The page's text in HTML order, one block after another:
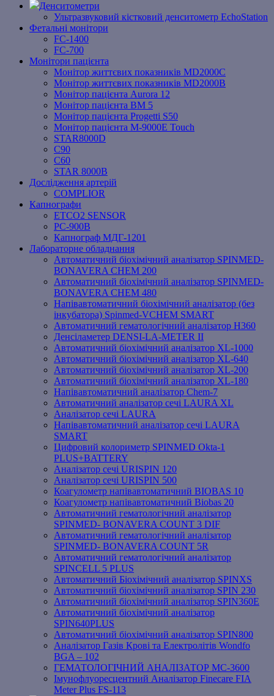
Денситометри
Ультразвуковий кістковий денситометр EchoStation
Фетальні монітори
FC-1400
FC-700
Монітори пацієнта
Монітор життєвих показників MD2000С
Монітор життєвих показників MD2000В
Mонітоp пацієнта Aurora 12
Монітор пацієнта BM 5
Монітор пацієнта Progetti S50
Монітор пацієнта M-9000E Touch
STAR8000D
C90
C60
STAR 8000B
Дослідження артерій
COMPLIOR
Капнографи
ETCO2 SENSOR
PC‐900B
Капнограф МДГ-1201
Лабораторне обладнання
Автоматичний біохімічний аналізатор SPINMED-
BONAVERA CHEM 200
Автоматичний біохімічний аналізатор SPINMED-
BONAVERA CHEM 480
Напівавтоматичний біохімічний аналізатор (без
інкубатора) Spinmed-VCHEM SMART
Автоматичний гематологічний аналізатор Н360
Денсіламетер DENSI-LA-METER ІІ
Автоматичний біохімічний аналізатор XL-1000
Автоматичний біохімічний аналізатор XL-640
Автоматичний біохімічний аналізатор XL-200
Автоматичний біохімічний аналізатор XL-180
Напівавтоматичний аналізатор Chem-7
Автоматичний аналізатор сечі LAURA XL
Аналізатор сечі LAURA
Напівавтоматичний аналізатор сечі LAURA
SMART
Цифровий колориметр SPINMED Okta-1
PLUS+BATTERY
Аналізатор сечі URISPIN 120
Аналізатор сечі URISPIN 500
Коагулометр напівавтоматичний BIOBAS 10
Коагулометр напівавтоматичний Biobas 20
Автоматичний гематологічний аналізатор
SPINMED- BONAVERA COUNT 3 DIF
Автоматичний гематологічний аналізатор
SPINMED- BONAVERA COUNT 5R
Автоматичний гематологічний аналізатор
SPINCELL 5 PLUS
Автоматичний Біохімічний аналізатор SPINXS
Автоматичний біохімічний аналізатор SPIN 230
Автоматичний біохімічний аналізатор SPIN360E
Автоматичний біохімічний аналізатор
SPIN640PLUS
Автоматичний біохімічний аналізатор SPIN800
Аналізатор Газів Крові та Електролітів Wondfo
BGA – 102
ГЕМАТОЛОГІЧНИЙ АНАЛІЗАТОР MC-3600
Імунофлуоресцентний Аналізатор Finecare FIA
Meter Plus FS-113